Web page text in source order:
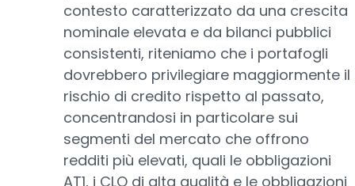
contesto caratterizzato da una crescita
nominale elevata e da bilanci pubblici
consistenti, riteniamo che i portafogli
dovrebbero privilegiare maggiormente il
rischio di credito rispetto al passato,
concentrandosi in particolare sui
segmenti del mercato che offrono
redditi più elevati, quali le obbligazioni
AT1, i CLO di alta qualità e le obbligazioni